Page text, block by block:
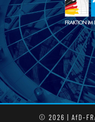
© 2026 | AfD-